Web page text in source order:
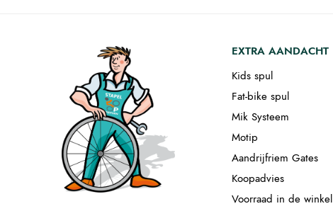
EXTRA AANDACHT
Kids spul
Fat-bike spul
Mik Systeem
Motip
Aandrijfriem Gates
Koopadvies
Voorraad in de winkel